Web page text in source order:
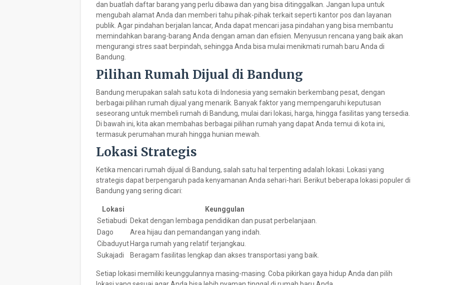
dan buatlah daftar barang yang perlu dibawa dan yang bisa ditinggalkan. Jangan lupa untuk
mengubah alamat Anda dan memberi tahu pihak-pihak terkait seperti kantor pos dan layanan
publik. Agar pindahan berjalan lancar, Anda dapat mencari jasa pindahan yang bisa membantu
memindahkan barang-barang Anda dengan aman dan efisien. Menyusun rencana yang baik akan
mengurangi stres saat berpindah, sehingga Anda bisa mulai menikmati rumah baru Anda di
Bandung.
Pilihan Rumah Dijual di Bandung
Bandung merupakan salah satu kota di Indonesia yang semakin berkembang pesat, dengan
berbagai pilihan rumah dijual yang menarik. Banyak faktor yang mempengaruhi keputusan
seseorang untuk membeli rumah di Bandung, mulai dari lokasi, harga, hingga fasilitas yang tersedia.
Di bawah ini, kita akan membahas berbagai pilihan rumah yang dapat Anda temui di kota ini,
termasuk perumahan murah hingga hunian mewah.
Lokasi Strategis
Ketika mencari rumah dijual di Bandung, salah satu hal terpenting adalah lokasi. Lokasi yang
strategis dapat berpengaruh pada kenyamanan Anda sehari-hari. Berikut beberapa lokasi populer di
Bandung yang sering dicari:
Lokasi
Keunggulan
Setiabudi Dekat dengan lembaga pendidikan dan pusat perbelanjaan.
Dago
Area hijau dan pemandangan yang indah.
Cibaduyut Harga rumah yang relatif terjangkau.
Sukajadi
Beragam fasilitas lengkap dan akses transportasi yang baik.
Setiap lokasi memiliki keunggulannya masing-masing. Coba pikirkan gaya hidup Anda dan pilih